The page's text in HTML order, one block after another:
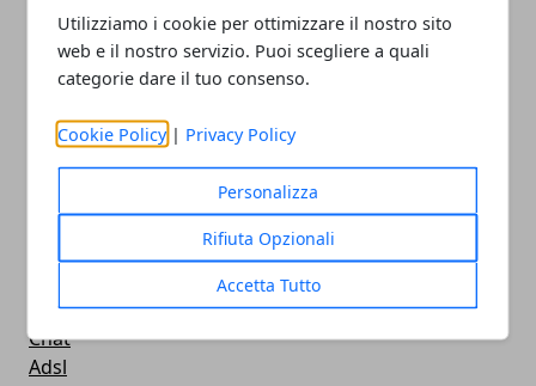
Utilizziamo i cookie per ottimizzare il nostro sito
web e il nostro servizio. Puoi scegliere a quali
categorie dare il tuo consenso.
Cookie Policy | Privacy Policy
Personalizza
Rifiuta Opzionali
Accetta Tutto
Videogames
Streaming
Android
MacBook
FaceBook
Console
Download
Chat
Adsl